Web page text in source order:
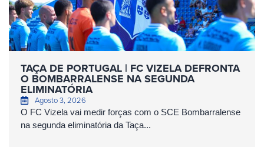
TAÇA DE PORTUGAL | FC VIZELA DEFRONTA
O BOMBARRALENSE NA SEGUNDA
ELIMINATÓRIA
Agosto 3, 2026
O FC Vizela vai medir forças com o SCE Bombarralense
na segunda eliminatória da Taça...